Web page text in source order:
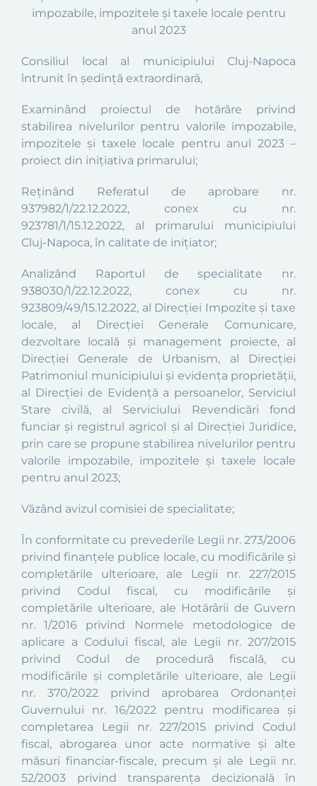
impozabile, impozitele și taxele locale pentru
anul 2023
Consiliul local al municipiului Cluj-Napoca
întrunit în şedinţă extraordinară,
Examinând proiectul de hotărâre privind
stabilirea nivelurilor pentru valorile impozabile,
impozitele și taxele locale pentru anul 2023 –
proiect din inițiativa primarului;
Reținând Referatul de aprobare nr.
937982/1/22.12.2022, conex cu nr.
923781/1/15.12.2022, al primarului municipiului
Cluj-Napoca, în calitate de inițiator;
Analizând Raportul de specialitate nr.
938030/1/22.12.2022, conex cu nr.
923809/49/15.12.2022, al Direcţiei Impozite şi taxe
locale, al Direcției Generale Comunicare,
dezvoltare locală și management proiecte, al
Direcției Generale de Urbanism, al Direcției
Patrimoniul municipiului și evidența proprietății,
al Direcției de Evidență a persoanelor, Serviciul
Stare civilă, al Serviciului Revendicări fond
funciar și registrul agricol și al Direcției Juridice,
prin care se propune stabilirea nivelurilor pentru
valorile impozabile, impozitele și taxele locale
pentru anul 2023;
Văzând avizul comisiei de specialitate;
În conformitate cu prevederile Legii nr. 273/2006
privind finanţele publice locale, cu modificările şi
completările ulterioare, ale Legii nr. 227/2015
privind Codul fiscal, cu modificările și
completările ulterioare, ale Hotărârii de Guvern
nr. 1/2016 privind Normele metodologice de
aplicare a Codului fiscal, ale Legii nr. 207/2015
privind Codul de procedură fiscală, cu
modificările și completările ulterioare, ale Legii
nr. 370/2022 privind aprobarea Ordonanței
Guvernului nr. 16/2022 pentru modificarea și
completarea Legii nr. 227/2015 privind Codul
fiscal, abrogarea unor acte normative și alte
măsuri financiar-fiscale, precum şi ale Legii nr.
52/2003 privind transparenţa decizională în